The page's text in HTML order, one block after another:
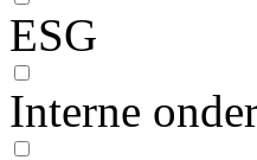
ESG
Interne